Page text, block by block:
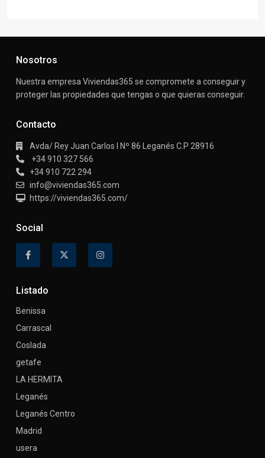
Nosotros
Nuestra empresa Viviendas365 se compromete a conseguir y
proteger las propiedades que tengas o que quieras conseguir.
Contacto
Avda/ Rey Juan Carlos I Nº 86 Leganés C.P 28916
+34 910 327 566
+34 910 722 294
info@viviendas365.com
https://viviendas365.com/
Social
Listado
Benissa
Carrascal
Coslada
getafe
LA HERMITA
Leganés
Leganés Centro
Madrid
usera